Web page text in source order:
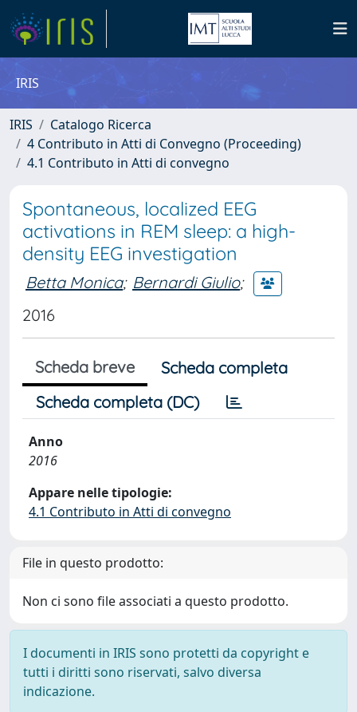
IRIS
IRIS
Catalogo Ricerca
4 Contributo in Atti di Convegno (Proceeding)
4.1 Contributo in Atti di convegno
Spontaneous, localized EEG
activations in REM sleep: a high-
density EEG investigation
Betta Monica; Bernardi Giulio;
2016
Scheda breve
Scheda completa
Scheda completa (DC)
Anno
2016
Appare nelle tipologie:
4.1 Contributo in Atti di convegno
File in questo prodotto:
Non ci sono file associati a questo prodotto.
I documenti in IRIS sono protetti da copyright e
tutti i diritti sono riservati, salvo diversa
indicazione.